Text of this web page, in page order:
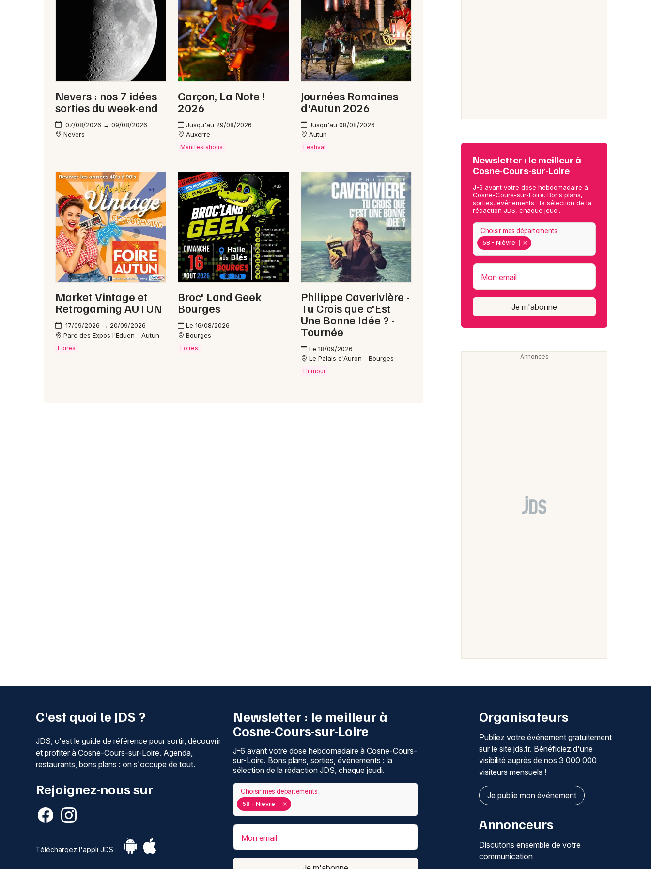
Newsletter des sorties
Artistes en tournée
Actus à Cosne-Cours-sur-Loire
Magazine à Cosne-Cours-sur-Loire
58 - Nièvre
Choisir mes départements
Je m'abonne
Nevers : nos 7 idées
sorties du week-end
07/08/2026 → 09/08/2026
Nevers
Garçon, La Note !
2026
Jusqu'au 29/08/2026
Auxerre
Manifestations
Journées Romaines
d'Autun 2026
Jusqu'au 08/08/2026
Autun
Festival
Market Vintage et
Retrogaming AUTUN
17/09/2026 → 20/09/2026
Parc des Expos l'Eduen - Autun
Foires
Broc' Land Geek
Bourges
Le 16/08/2026
Bourges
Foires
Philippe Caverivière -
Tu Crois que c'Est
Une Bonne Idée ? -
Tournée
Le 18/09/2026
Le Palais d'Auron - Bourges
Humour
Newsletter : le meilleur à
Cosne-Cours-sur-Loire
J-6 avant votre dose hebdomadaire à
Cosne-Cours-sur-Loire. Bons plans,
sorties, événements : la sélection de la
rédaction JDS, chaque jeudi.
58 - Nièvre
Choisir mes départements
Mon email
Je m'abonne
C'est quoi le JDS ?
JDS, c'est le guide de référence pour sortir, découvrir
et profiter à Cosne-Cours-sur-Loire. Agenda,
restaurants, bons plans : on s'occupe de tout.
Rejoignez-nous sur
Téléchargez l'appli JDS :
Newsletter : le meilleur à
Cosne-Cours-sur-Loire
J-6 avant votre dose hebdomadaire à Cosne-Cours-
sur-Loire. Bons plans, sorties, événements : la
sélection de la rédaction JDS, chaque jeudi.
58 - Nièvre
Choisir mes départements
Mon email
Organisateurs
Publiez votre événement gratuitement
sur le site jds.fr. Bénéficiez d'une
visibilité auprès de nos 3 000 000
visiteurs mensuels !
Je publie mon événement
Annonceurs
Discutons ensemble de votre
communication